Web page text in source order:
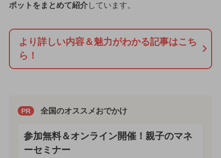
ポットをまとめて紹介しています。
より詳しい内容＆魅力がわかる記事はこち
ら！
PR 全国のオススメおでかけ
参加無料＆オンライン開催！親子のマネ
ーセミナー